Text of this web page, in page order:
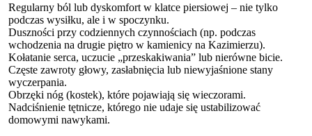
Regularny ból lub dyskomfort w klatce piersiowej – nie tylko
podczas wysiłku, ale i w spoczynku.
Duszności przy codziennych czynnościach (np. podczas
wchodzenia na drugie piętro w kamienicy na Kazimierzu).
Kołatanie serca, uczucie „przeskakiwania” lub nierówne bicie.
Częste zawroty głowy, zasłabnięcia lub niewyjaśnione stany
wyczerpania.
Obrzęki nóg (kostek), które pojawiają się wieczorami.
Nadciśnienie tętnicze, którego nie udaje się ustabilizować
domowymi nawykami.